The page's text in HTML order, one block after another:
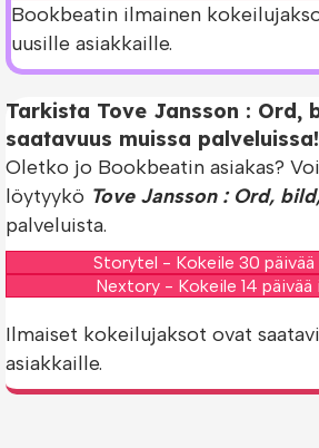
Bookbeatin ilmainen
uusille asiakkaille.
Tarkista Tove Jansson : Ord,
saatavuus muissa palveluissa!
Oletko jo Bookbeatin asiakas?
löytyykö Tove Jansson : Ord,
palveluista.
Storytel - Kokeile 30 päivää
Nextory - Kokeile 14 päivää
Ilmaiset kokeilujaksot ovat
asiakkaille.